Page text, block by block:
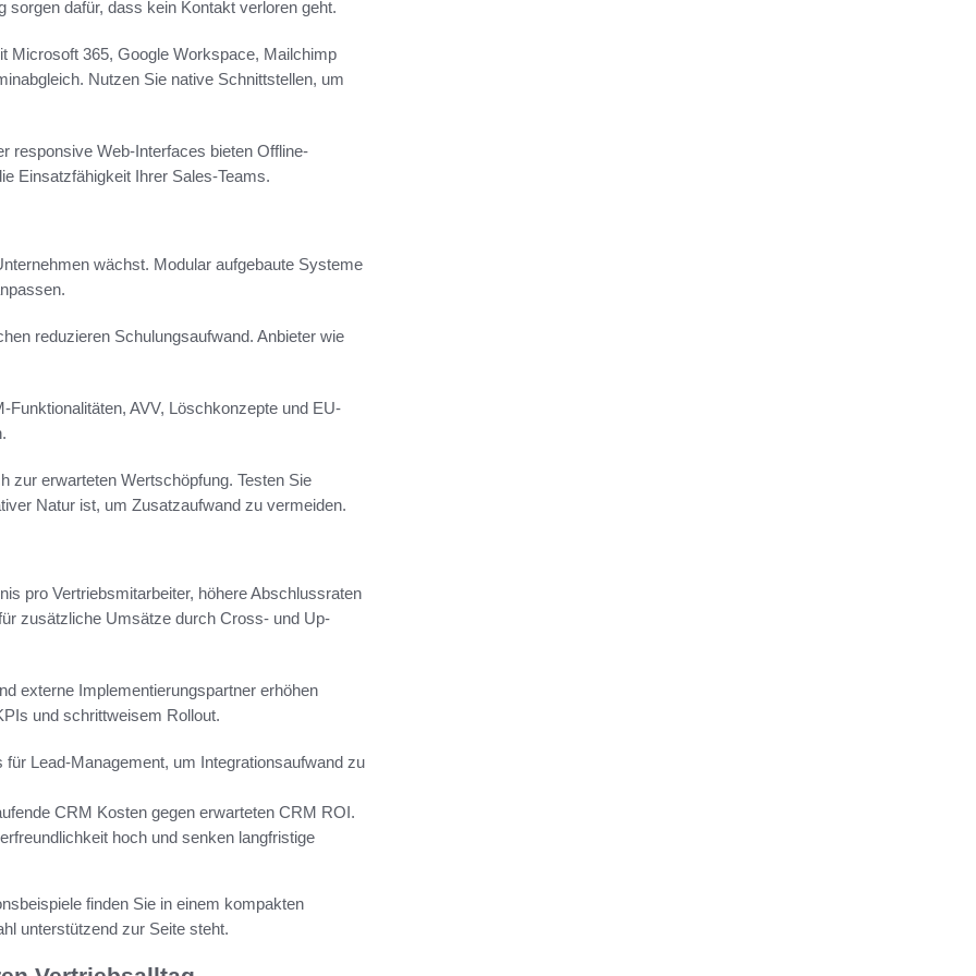
dafür, dass kein Kontakt verloren geht.
Microsoft 365, Google Workspace, Mailchimp
Nutzen Sie native Schnittstellen, um
responsive Web-Interfaces bieten Offline-
Einsatzfähigkeit Ihrer Sales-Teams.
wächst. Modular aufgebaute Systeme
reduzieren Schulungsaufwand. Anbieter wie
AVV, Löschkonzepte und EU-
zur erwarteten Wertschöpfung. Testen Sie
Natur ist, um Zusatzaufwand zu vermeiden.
pro Vertriebsmitarbeiter, höhere Abschlussraten
zusätzliche Umsätze durch Cross- und Up-
externe Implementierungspartner erhöhen
und schrittweisem Rollout.
Lead-Management, um Integrationsaufwand zu
CRM Kosten gegen erwarteten CRM ROI.
hoch und senken langfristige
finden Sie in einem kompakten
unterstützend zur Seite steht.